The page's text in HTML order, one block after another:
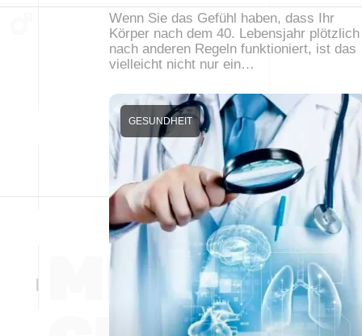
Wenn Sie das Gefühl haben, dass Ihr
Körper nach dem 40. Lebensjahr plötzlich
nach anderen Regeln funktioniert, ist das
vielleicht nicht nur ein…
GESUNDHEIT